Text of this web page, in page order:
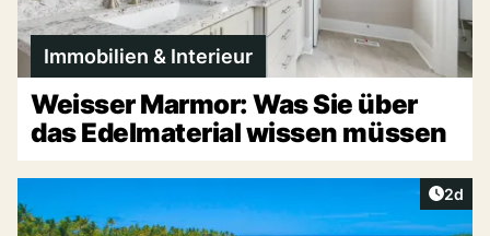
Immobilien & Interieur
Weisser Marmor: Was Sie über
das Edelmaterial wissen müssen
2d